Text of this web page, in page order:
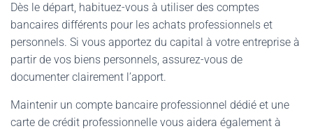
Dès le départ, habituez-vous à utiliser des comptes
bancaires différents pour les achats professionnels et
personnels. Si vous apportez du capital à votre entreprise à
partir de vos biens personnels, assurez-vous de
documenter clairement l’apport.
Maintenir un compte bancaire professionnel dédié et une
carte de crédit professionnelle vous aidera également à